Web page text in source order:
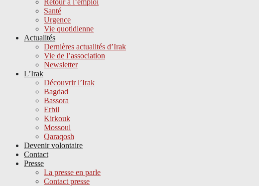
Santé
Urgence
Vie quotidienne
Actualités
Dernières actualités d’Irak
Vie de l’association
Newsletter
L’Irak
Découvrir l’Irak
Bagdad
Bassora
Erbil
Kirkouk
Mossoul
Qaraqosh
Devenir volontaire
Contact
Presse
La presse en parle
Contact presse